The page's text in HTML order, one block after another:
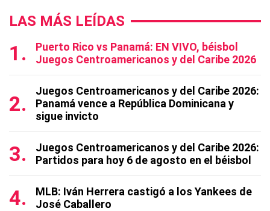
LAS MÁS LEÍDAS
Puerto Rico vs Panamá: EN VIVO, béisbol
Juegos Centroamericanos y del Caribe 2026
Juegos Centroamericanos y del Caribe 2026:
Panamá vence a República Dominicana y
sigue invicto
Juegos Centroamericanos y del Caribe 2026:
Partidos para hoy 6 de agosto en el béisbol
MLB: Iván Herrera castigó a los Yankees de
José Caballero